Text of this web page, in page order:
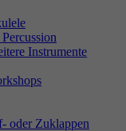
Instrumente
oder Zuklappen